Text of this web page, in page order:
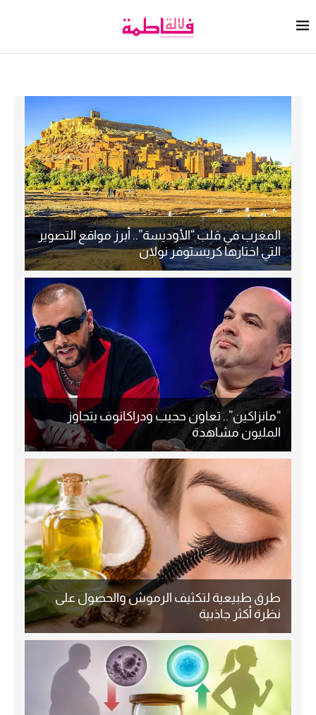
المغرب في قلب “الأوديسة”.. أبرز مواقع التصوير
التي اختارها كريستوفر نولان
“مانزاكين”.. تعاون حجيب ودراكانوف يتجاوز
المليون مشاهدة
طرق طبيعية لتكثيف الرموش والحصول على
نظرة أكثر جاذبية